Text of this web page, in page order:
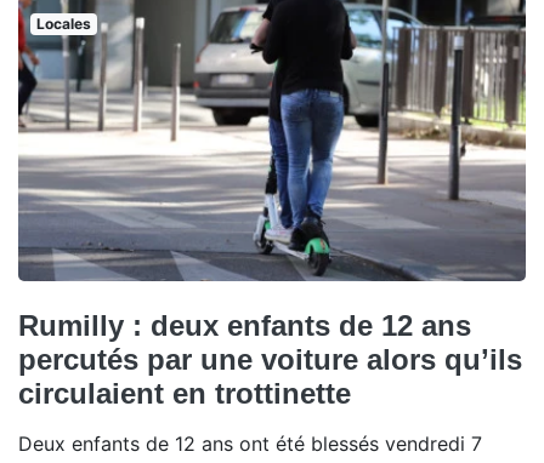
Locales
Rumilly : deux enfants de 12 ans
percutés par une voiture alors qu’ils
circulaient en trottinette
Deux enfants de 12 ans ont été blessés vendredi 7